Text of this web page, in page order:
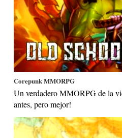
Corepunk MMORPG
Un verdadero MMORPG de la
antes, pero mejor!